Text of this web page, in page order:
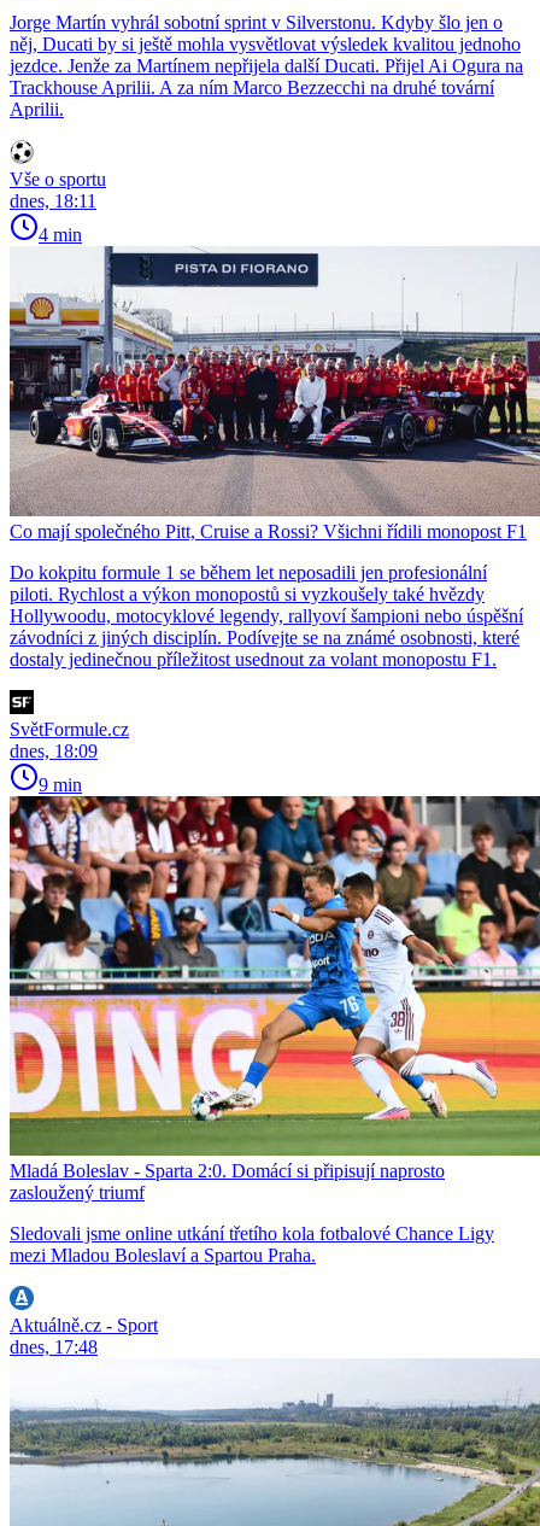
Jorge Martín vyhrál sobotní sprint v Silverstonu. Kdyby šlo jen o
něj, Ducati by si ještě mohla vysvětlovat výsledek kvalitou jednoho
jezdce. Jenže za Martínem nepřijela další Ducati. Přijel Ai Ogura na
Trackhouse Aprilii. A za ním Marco Bezzecchi na druhé tovární
Aprilii.
Vše o sportu
dnes, 18:11
4 min
Co mají společného Pitt, Cruise a Rossi? Všichni řídili monopost F1
Do kokpitu formule 1 se během let neposadili jen profesionální
piloti. Rychlost a výkon monopostů si vyzkoušely také hvězdy
Hollywoodu, motocyklové legendy, rallyoví šampioni nebo úspěšní
závodníci z jiných disciplín. Podívejte se na známé osobnosti, které
dostaly jedinečnou příležitost usednout za volant monopostu F1.
SvětFormule.cz
dnes, 18:09
9 min
Mladá Boleslav - Sparta 2:0. Domácí si připisují naprosto
zasloužený triumf
Sledovali jsme online utkání třetího kola fotbalové Chance Ligy
mezi Mladou Boleslaví a Spartou Praha.
Aktuálně.cz - Sport
dnes, 17:48